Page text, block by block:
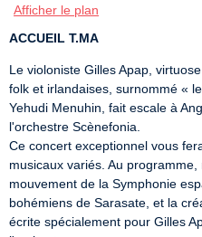
Afficher le plan
ACCUEIL T.MA
Le violoniste Gilles Apap,
folk et irlandaises, surnommé «
Yehudi Menuhin, fait escale à
l'orchestre Scènefonia.
Ce concert exceptionnel vous
musicaux variés. Au
mouvement de la Symphonie
bohémiens de Sarasate, et la
écrite spécialement pour Gilles